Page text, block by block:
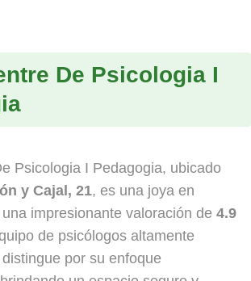
De Psicologia I
Psicologia I Pedagogia, ubicado
y Cajal, 21, es una joya en
impresionante valoración de 4.9
de psicólogos altamente
por su enfoque